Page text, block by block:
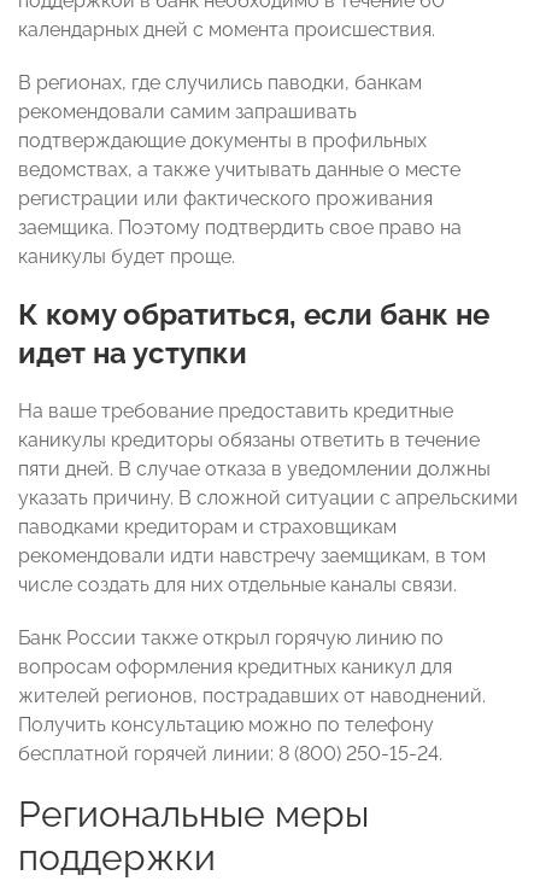
календарных дней с момента происшествия.
В регионах, где случились паводки, банкам
рекомендовали самим запрашивать
подтверждающие документы в профильных
ведомствах, а также учитывать данные о месте
регистрации или фактического проживания
заемщика. Поэтому подтвердить свое право на
каникулы будет проще.
К кому обратиться, если банк не
идет на уступки
На ваше требование предоставить кредитные
каникулы кредиторы обязаны ответить в течение
пяти дней. В случае отказа в уведомлении должны
указать причину. В сложной ситуации с апрельскими
паводками кредиторам и страховщикам
рекомендовали идти навстречу заемщикам, в том
числе создать для них отдельные каналы связи.
Банк России также открыл горячую линию по
вопросам оформления кредитных каникул для
жителей регионов, пострадавших от наводнений.
Получить консультацию можно по телефону
бесплатной горячей линии: 8 (800) 250-15-24.
Региональные меры
поддержки